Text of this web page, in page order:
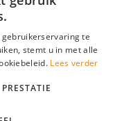
te
stemt u in met alle
Lees verder
PRESTATIE